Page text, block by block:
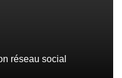
réseau social